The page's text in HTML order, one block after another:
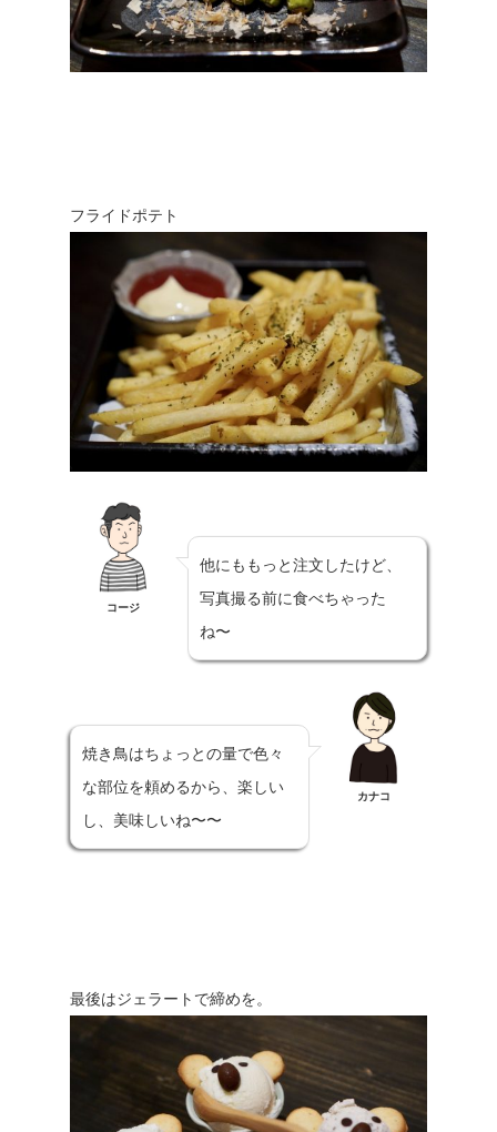
フライドポテト
コージ
他にももっと注文したけど、
写真撮る前に食べちゃった
ね〜
焼き鳥はちょっとの量で色々
な部位を頼めるから、楽しい
し、美味しいね〜〜
カナコ
最後はジェラートで締めを。